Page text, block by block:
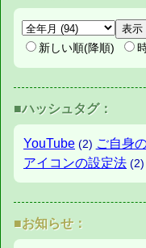
新しい順(降順)
■ハッシュタグ：
YouTube (2) ご自身
アイコンの設定法 (2)
■お知らせ：